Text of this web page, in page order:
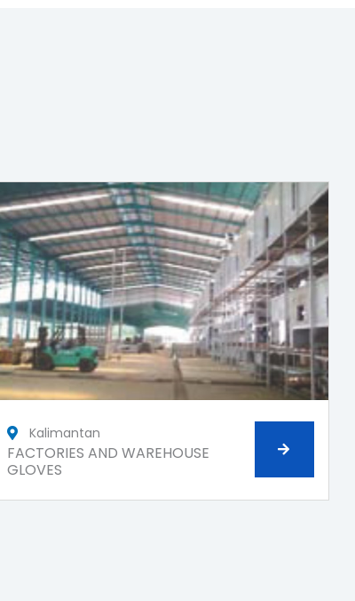
Kalimantan
FACTORIES AND WAREHOUSE
GLOVES